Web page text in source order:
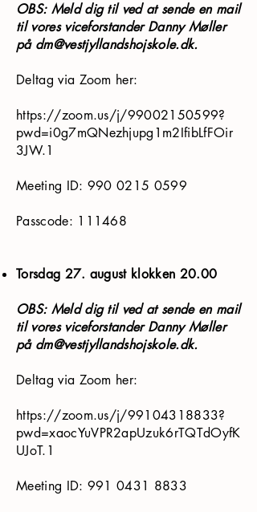
OBS: Meld dig til ved at sende en mail
til vores viceforstander Danny Møller
på dm@vestjyllandshojskole.dk.
Deltag via Zoom her:
https://zoom.us/j/99002150599?
pwd=i0g7mQNezhjupg1m2IfibLfFOir
3JW.1
Meeting ID: 990 0215 0599
Passcode: 111468
Torsdag 27. august klokken 20.00
OBS: Meld dig til ved at sende en mail
til vores viceforstander Danny Møller
på dm@vestjyllandshojskole.dk.
Deltag via Zoom her:
https://zoom.us/j/99104318833?
pwd=xaocYuVPR2apUzuk6rTQTdOyfK
UJoT.1
Meeting ID: 991 0431 8833